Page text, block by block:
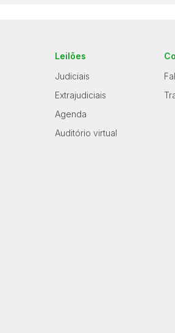
Leilões
Judiciais
Extrajudiciais
Agenda
Auditório virtual